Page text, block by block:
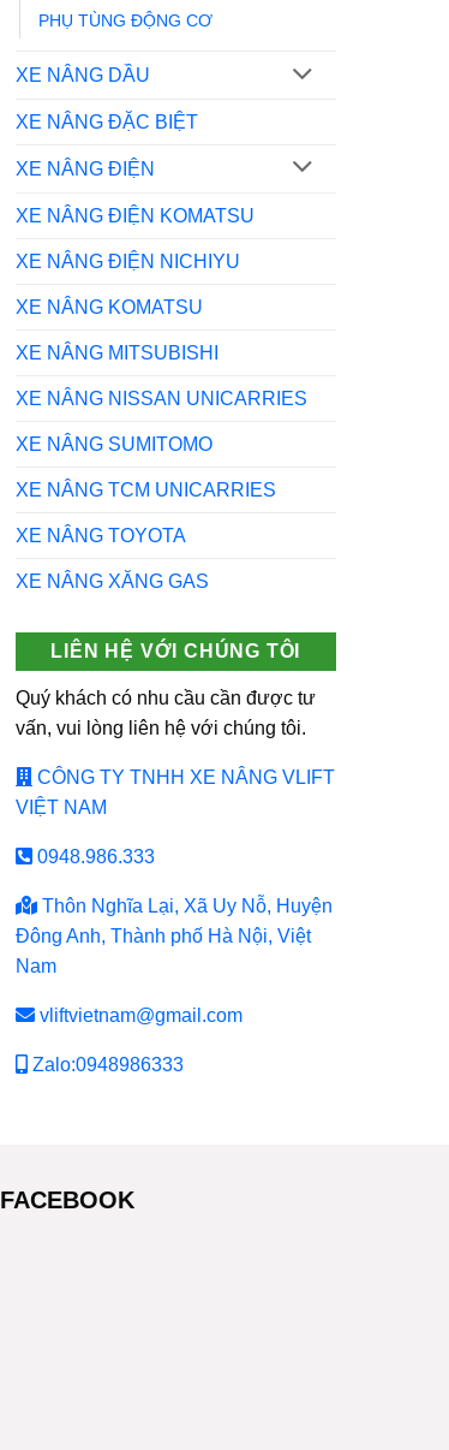
PHỤ TÙNG ĐỘNG CƠ
XE NÂNG DẦU
XE NÂNG ĐẶC BIỆT
XE NÂNG ĐIỆN
XE NÂNG ĐIỆN KOMATSU
XE NÂNG ĐIỆN NICHIYU
XE NÂNG KOMATSU
XE NÂNG MITSUBISHI
XE NÂNG NISSAN UNICARRIES
XE NÂNG SUMITOMO
XE NÂNG TCM UNICARRIES
XE NÂNG TOYOTA
XE NÂNG XĂNG GAS
LIÊN HỆ VỚI CHÚNG TÔI
Quý khách có nhu cầu cần được tư
vấn, vui lòng liên hệ với chúng tôi.
CÔNG TY TNHH XE NÂNG VLIFT
VIỆT NAM
0948.986.333
Thôn Nghĩa Lại, Xã Uy Nỗ, Huyện
Đông Anh, Thành phố Hà Nội, Việt
Nam
vliftvietnam@gmail.com
Zalo:0948986333
FACEBOOK